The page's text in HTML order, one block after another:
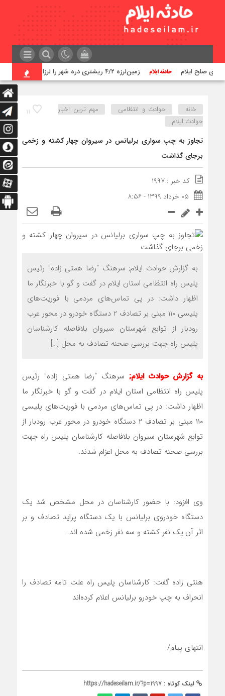
زمین‌لرزه ۴/۲ ریشتری دره شهر را لرزاند
۱۱ خانه حوادث و انتظامی
مهم ترین اخبار
حوادث ایلام
تجاوز به چپ سواری برلیانس در سیروان چهار کشته و زخمی
برجای گذاشت
کد خبر : ۱۹۹۷
۰۵ خرداد ۱۳۹۹ - ۸:۵۶
به گزارش حوادث ایلام; سرهنگ “رضا همتی زاده” رئیس
پلیس راه انتظامی استان ایلام در گفت و گو با خبرنگار ما
اظهار داشت: در پی تماس‌های مردمی با فوریت‌های
پلیسی ۱۱۰ مبنی بر تصادف ۲ دستگاه خودرو در محور عرب
رودبار از توابع شهرستان سیروان بلافاصله کارشناسان
پلیس راه جهت بررسی صحنه تصادف به محل […]
به گزارش حوادث ایلام; سرهنگ “رضا همتی زاده” رئیس
پلیس راه انتظامی استان ایلام در گفت و گو با خبرنگار ما
اظهار داشت: در پی تماس‌های مردمی با فوریت‌های پلیسی
۱۱۰ مبنی بر تصادف ۲ دستگاه خودرو در محور عرب رودبار از
توابع شهرستان سیروان بلافاصله کارشناسان پلیس راه جهت
بررسی صحنه تصادف به محل اعزام شدند.
وی افزود: با حضور کارشناسان در محل مشخص شد یک
دستگاه خودروی برلیانس با یک دستگاه پراید تصادف و بر
اثر آن یک نفر کشته و سه نفر زخمی شده اند.
هنتی زاده گفت: کارشناسان پلیس راه علت تامه تصادف را
انحراف به چپ خودرو برلیانس اعلام کرده‌اند
انتهای پیام/
لینک کوتاه : https://hadeseilam.ir/?p=1997